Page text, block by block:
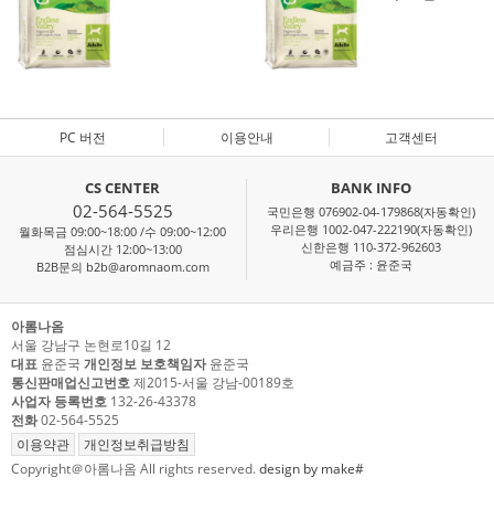
PC 버전 이용안내 고객센터
CS CENTER
02-564-5525
월화목금 09:00~18:00 /수 09:00~12:00
점심시간 12:00~13:00
B2B문의 b2b@aromnaom.com
BANK INFO
국민은행 076902-04-179868(자동확인)
우리은행 1002-047-222190(자동확인)
신한은행 110-372-962603
예금주 : 윤준국
아롬나옴
서울 강남구 논현로10길 12
대표 윤준국 개인정보 보호책임자윤준국
통신판매업신고번호제2015-서울 강남-00189호
사업자 등록번호 132-26-43378
전화02-564-5525
이용약관
개인정보취급방침
Copyright＠아롬나옴 All rights reserved.design by make#